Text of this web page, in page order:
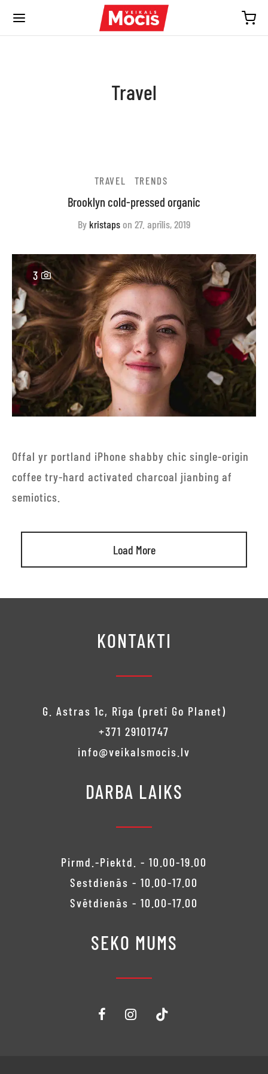
Travel
TRAVEL TRENDS
Brooklyn cold-pressed organic
By kristaps on 27. aprīlis, 2019
3
Offal yr portland iPhone shabby chic single-origin
coffee try-hard activated charcoal jianbing af
semiotics.
Load More
KONTAKTI
G. Astras 1c, Rīga (pretī Go Planet)
+371 29101747
info@veikalsmocis.lv
DARBA LAIKS
Pirmd.-Piektd. - 10.00-19.00
Sestdienās - 10.00-17.00
Svētdienās - 10.00-17.00
SEKO MUMS